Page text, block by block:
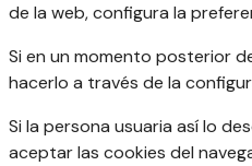
de la web, configura la
Si en un momento posterior
hacerlo a través de la
Si la persona usuaria así lo
aceptar las cookies del